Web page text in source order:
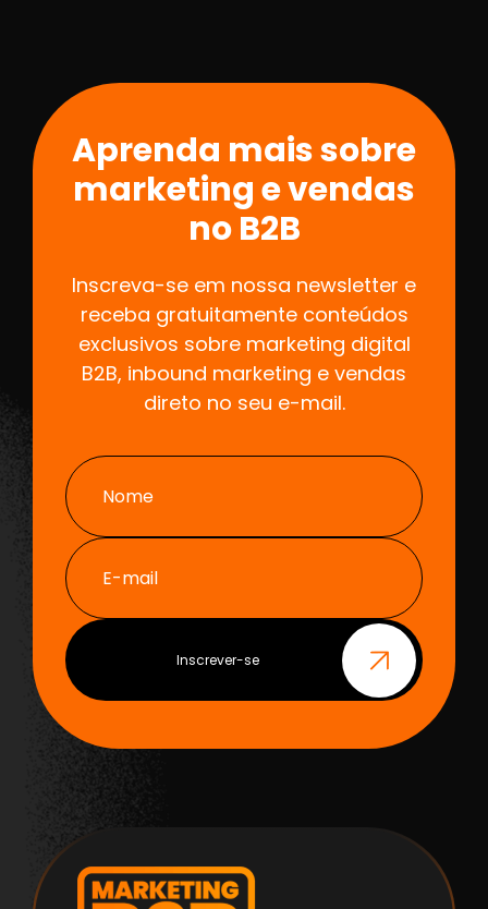
Aprenda mais sobre
marketing e vendas
no B2B
Inscreva-se em nossa newsletter e
receba gratuitamente conteúdos
exclusivos sobre marketing digital
B2B, inbound marketing e vendas
direto no seu e-mail.
Nome
E-mail
Inscrever-se